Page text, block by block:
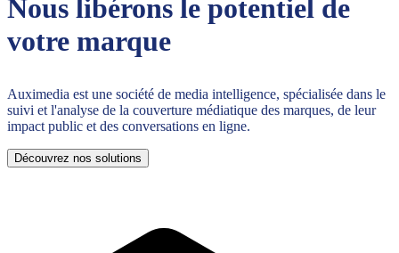
Nous libérons le potentiel de
votre marque
Auximedia est une société de media intelligence, spécialisée dans le
suivi et l'analyse de la couverture médiatique des marques, de leur
impact public et des conversations en ligne.
Découvrez nos solutions